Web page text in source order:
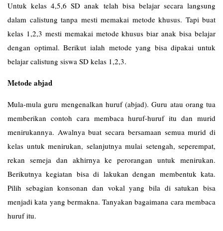
Untuk kelas 4,5,6 SD anak telah bisa belajar secara langsung
dalam calistung tanpa mesti memakai metode khusus. Tapi buat
kelas 1,2,3 mesti memakai metode khusus biar anak bisa belajar
dengan optimal. Berikut ialah metode yang bisa dipakai untuk
belajar calistung siswa SD kelas 1,2,3.
Metode abjad
Mula-mula guru mengenalkan huruf (abjad). Guru atau orang tua
memberikan contoh cara membaca huruf-huruf itu dan murid
menirukannya. Awalnya buat secara bersamaan semua murid di
kelas untuk menirukan, selanjutnya mulai setengah, seperempat,
rekan semeja dan akhirnya ke perorangan untuk menirukan.
Berikutnya kegiatan bisa di lakukan dengan membentuk kata.
Pilih sebagian konsonan dan vokal yang bila di satukan bisa
menjadi kata yang bermakna. Tanyakan bagaimana cara membaca
huruf itu.